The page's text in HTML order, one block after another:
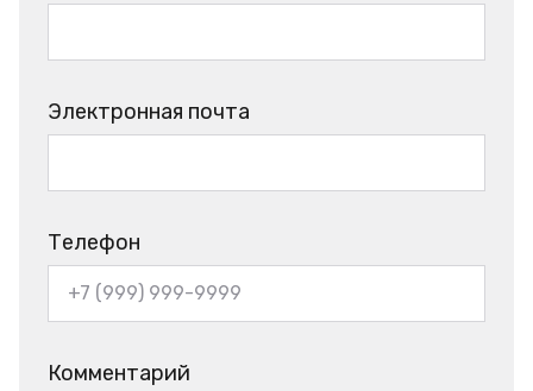
Электронная почта
Телефон
Комментарий